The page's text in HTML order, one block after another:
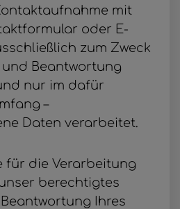
mit
oder E-
zum Zweck
Beantwortung
nur im dafür
–
Daten verarbeitet.
für die Verarbeitung
berechtigtes
Ihres